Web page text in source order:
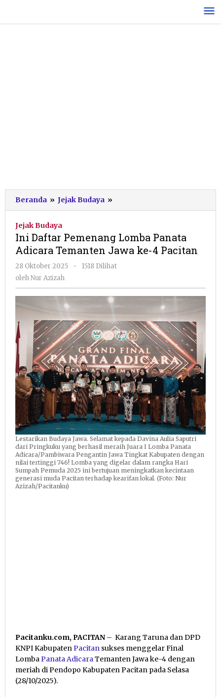
konten
Beranda » Jejak Budaya »
Daftar
Panata
Adicara
Temanten
Jejak Budaya
Ini Daftar Pemenang Lomba Panata
Adicara Temanten Jawa ke-4 Pacitan
28 Oktober 2025
oleh
-
1518 Dilihat
olehNur Azizah
Lestarikan Budaya Jawa. Selamat kepada Davina Aulia Saputri
dari Pringkuku yang berhasil meraih Juara I Lomba Panata
Adicara/Pambiwara Pengantin Jawa Tingkat Kabupaten dengan
nilai tertinggi 746! Lomba yang digelar dalam rangka Hari
Sumpah Pemuda 2025 ini bertujuan meningkatkan kecintaan
generasi muda Pacitan terhadap kearifan lokal. (Foto: Nur
Azizah/Pacitanku)
Pacitanku.com, PACITAN – Karang Taruna dan DPD
KNPI KabupatenPacitan sukses menggelar Final
LombaPanata AdicaraTemanten Jawa ke-4 dengan
meriah di Pendopo Kabupaten Pacitan pada Selasa
(28/10/2025).